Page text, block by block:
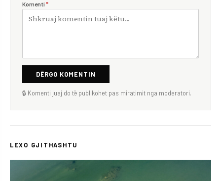
Komenti *
DËRGO KOMENTIN
🔒 Komenti juaj do të publikohet pas miratimit nga moderatori.
LEXO GJITHASHTU